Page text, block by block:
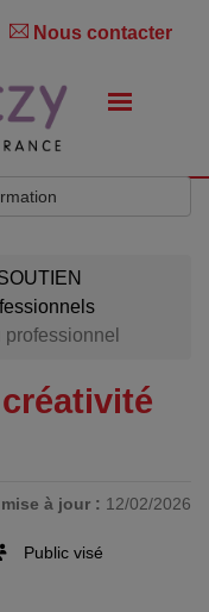
Nous contacter
à jour : 12/02/2026
Public visé